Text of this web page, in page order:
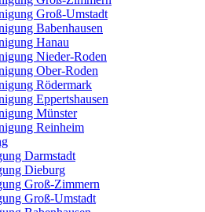
Groß-Umstadt
Babenhausen
Hanau
Nieder-Roden
Ober-Roden
Rödermark
Eppertshausen
Münster
Reinheim
Darmstadt
Dieburg
Groß-Zimmern
Groß-Umstadt